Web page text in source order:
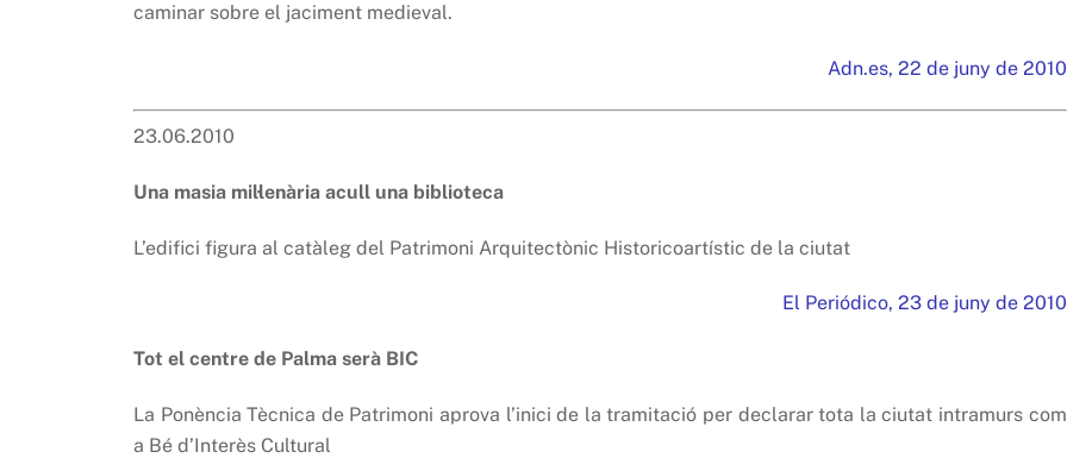
caminar sobre el jaciment medieval.
Adn.es, 22 de juny de 2010
23.06.2010
Una masia mil·lenària acull una biblioteca
L’edifici figura al catàleg del Patrimoni Arquitectònic Historicoartístic de la ciutat
El Periódico, 23 de juny de 2010
Tot el centre de Palma serà BIC
La Ponència Tècnica de Patrimoni aprova l’inici de la tramitació per declarar tota la ciutat intramurs com
a Bé d’Interès Cultural